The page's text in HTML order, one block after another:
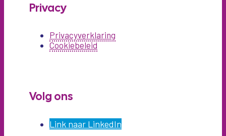
Privacy
Privacyverklaring
Cookiebeleid
Volg ons
Link naar LinkedIn